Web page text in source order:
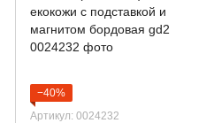
−40%
Артикул: 0024232